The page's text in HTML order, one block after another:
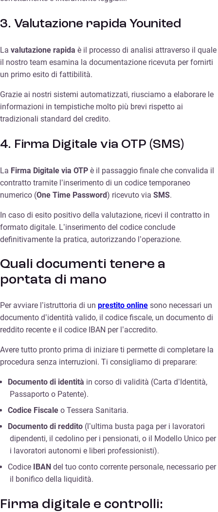
3. Valutazione rapida Younited
La valutazione rapida è il processo di analisi attraverso il quale
il nostro team esamina la documentazione ricevuta per fornirti
un primo esito di fattibilità.
Grazie ai nostri sistemi automatizzati, riusciamo a elaborare le
informazioni in tempistiche molto più brevi rispetto ai
tradizionali standard del credito.
4. Firma Digitale via OTP (SMS)
La Firma Digitale via OTP è il passaggio finale che convalida il
contratto tramite l’inserimento di un codice temporaneo
numerico (One Time Password) ricevuto via SMS.
In caso di esito positivo della valutazione, ricevi il contratto in
formato digitale. L’inserimento del codice conclude
definitivamente la pratica, autorizzando l’operazione.
Quali documenti tenere a
portata di mano
Per avviare l’istruttoria di un prestito online sono necessari un
documento d’identità valido, il codice fiscale, un documento di
reddito recente e il codice IBAN per l’accredito.
Avere tutto pronto prima di iniziare ti permette di completare la
procedura senza interruzioni. Ti consigliamo di preparare:
Documento di identità in corso di validità (Carta d’Identità,
Passaporto o Patente).
Codice Fiscale o Tessera Sanitaria.
Documento di reddito (l’ultima busta paga per i lavoratori
dipendenti, il cedolino per i pensionati, o il Modello Unico per
i lavoratori autonomi e liberi professionisti).
Codice
IBAN del tuo conto corrente personale, necessario per
il bonifico della liquidità.
Firma digitale e controlli: